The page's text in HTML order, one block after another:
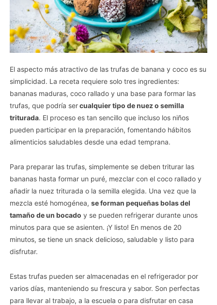
El aspecto más atractivo de las trufas de banana y coco es su
simplicidad. La receta requiere solo tres ingredientes:
bananas maduras, coco rallado y una base para formar las
trufas, que podría sercualquier tipo de nuez o semilla
triturada. El proceso es tan sencillo que incluso los niños
pueden participar en la preparación, fomentando hábitos
alimenticios saludables desde una edad temprana.
Para preparar las trufas, simplemente se deben triturar las
bananas hasta formar un puré, mezclar con el coco rallado y
añadir la nuez triturada o la semilla elegida. Una vez que la
mezcla esté homogénea, se forman pequeñas bolas del
tamaño de un bocado y se pueden refrigerar durante unos
minutos para que se asienten. ¡Y listo! En menos de 20
minutos, se tiene un snack delicioso, saludable y listo para
disfrutar.
Estas trufas pueden ser almacenadas en el refrigerador por
varios días, manteniendo su frescura y sabor. Son perfectas
para llevar al trabajo, a la escuela o para disfrutar en casa